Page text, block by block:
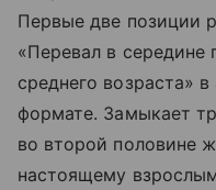
Первые две позиции
«Перевал в середине
среднего возраста»
формате. Замыкает
во второй половине
настоящему